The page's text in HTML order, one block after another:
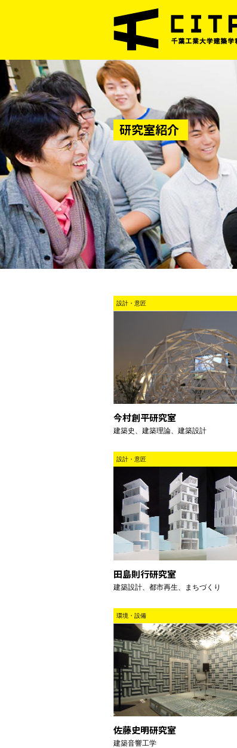
研究室紹介
設計・意匠
今村創平研究室
建築史、建築理論、建築設計
設計・意匠
田島則行研究室
建築設計、都市再生、まちづくり
環境・設備
佐藤史明研究室
建築音響工学